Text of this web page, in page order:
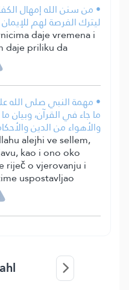
• من سنن الله إمهال
ليترك الفرصة لهم للإيمان
daje vremena i
daje priliku da
• مهمة النبي صلى الله
ما جاء في القرآن، وبيان
والأهواء من الدين
alejhi ve sellem,
kao i ono oko
riječ o vjerovanju i
uspostavljao